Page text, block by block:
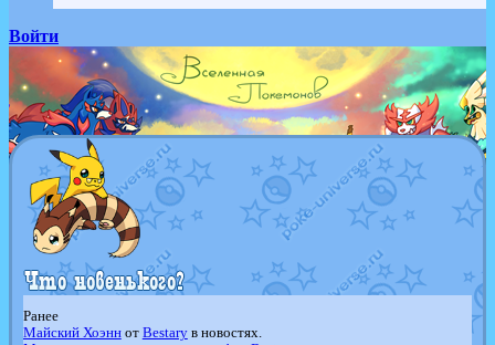
Войти
Ранее
Майский Хоэннот Bestaryв новостях.